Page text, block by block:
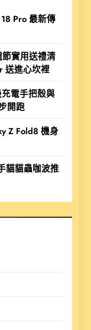
Pro 最新傳
實用送禮清
送進心坎裡
電手把殼與
開跑
Z Fold8 機身
貓貓蟲咖波推